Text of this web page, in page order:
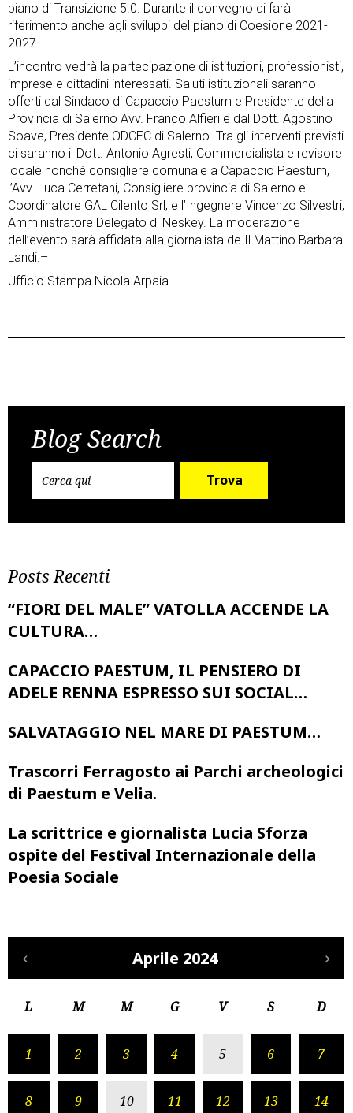
piano di Transizione 5.0. Durante il convegno di farà
riferimento anche agli sviluppi del piano di Coesione 2021-
2027.
L’incontro vedrà la partecipazione di istituzioni, professionisti,
imprese e cittadini interessati. Saluti istituzionali saranno
offerti dal Sindaco di Capaccio Paestum e Presidente della
Provincia di Salerno Avv. Franco Alfieri e dal Dott. Agostino
Soave, Presidente ODCEC di Salerno. Tra gli interventi previsti
ci saranno il Dott. Antonio Agresti, Commercialista e revisore
locale nonché consigliere comunale a Capaccio Paestum,
l’Avv. Luca Cerretani, Consigliere provincia di Salerno e
Coordinatore GAL Cilento Srl, e l’Ingegnere Vincenzo Silvestri,
Amministratore Delegato di Neskey. La moderazione
dell’evento sarà affidata alla giornalista de Il Mattino Barbara
Landi.–
Ufficio Stampa Nicola Arpaia
navigation
Blog Search
Trova
Posts Recenti
“FIORI DEL MALE” VATOLLA ACCENDE LA
CULTURA…
CAPACCIO PAESTUM, IL PENSIERO DI
ADELE RENNA ESPRESSO SUI SOCIAL…
SALVATAGGIO NEL MARE DI PAESTUM…
Trascorri Ferragosto ai Parchi archeologici
di Paestum e Velia.
La scrittrice e giornalista Lucia Sforza
ospite del Festival Internazionale della
Poesia Sociale
Aprile 2024
L M M G V S D
1 2 3 4 5 6 7
8 9 10 11 12 13 14